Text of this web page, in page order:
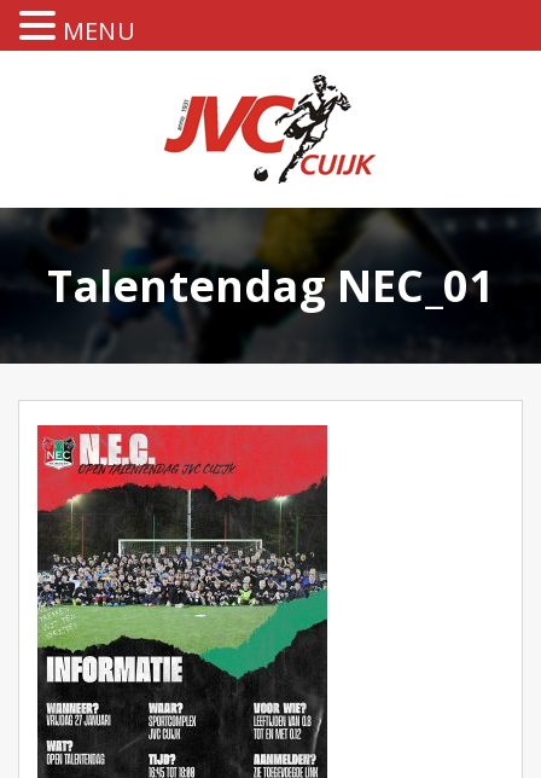
Talentendag NEC_01
MENU